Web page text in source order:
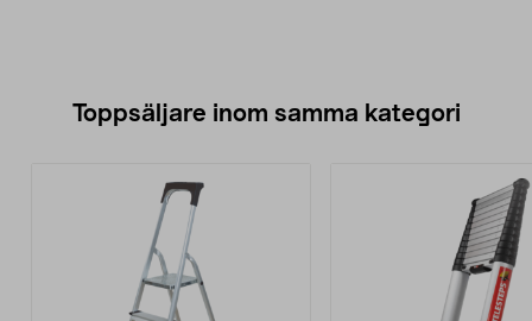
Toppsäljare inom samma kategori